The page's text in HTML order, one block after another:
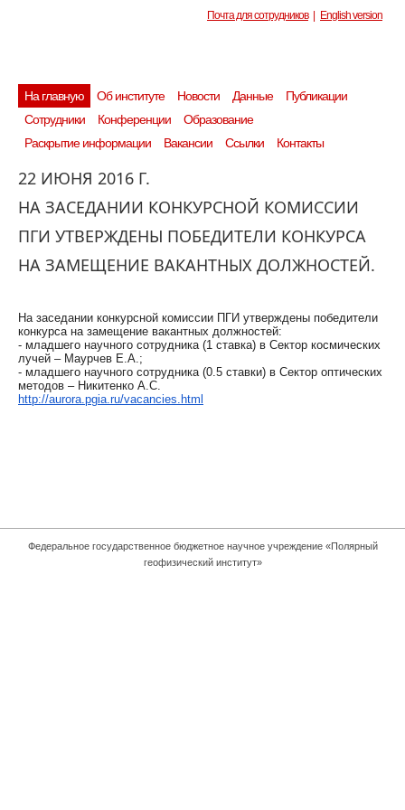
Почта для сотрудников English version
На главную Об институте Новости Данные
Публикации
Сотрудники
Конференции
Образование
Раскрытие информации
Вакансии Ссылки Контакты
22 ИЮНЯ 2016 Г.
НА ЗАСЕДАНИИ КОНКУРСНОЙ КОМИССИИ
ПГИ УТВЕРЖДЕНЫ ПОБЕДИТЕЛИ КОНКУРСА
НА ЗАМЕЩЕНИЕ ВАКАНТНЫХ ДОЛЖНОСТЕЙ.
На заседании конкурсной комиссии ПГИ утверждены победители
конкурса на замещение вакантных должностей:
- младшего научного сотрудника (1 ставка) в Сектор космических
лучей – Маурчев Е.А.;
- младшего научного сотрудника (0.5 ставки) в Сектор оптических
методов – Никитенко А.С.
http://aurora.pgia.ru/vacancies.html
Федеральное государственное бюджетное научное учреждение «Полярный
геофизический институт»